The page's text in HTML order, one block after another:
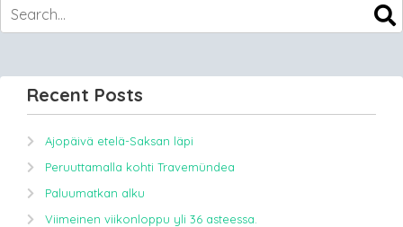
Recent Posts
Ajopäivä etelä-Saksan läpi
Peruuttamalla kohti Travemündea
Paluumatkan alku
Viimeinen viikonloppu yli 36 asteessa.